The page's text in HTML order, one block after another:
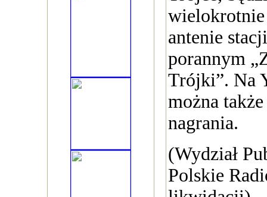
wielokrotnie
antenie
porannym
Trójki”. Na
można
nagrania.
(Wydział
Polskie